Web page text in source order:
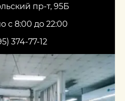
пр-т, 95Б
с 8:00 до 22:00
374-77-12